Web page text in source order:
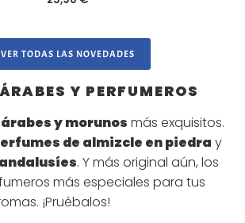
VER TODAS LAS NOVEDADES
Y PERFUMEROS
y morunos más exquisitos.
de almizcle en piedra y
. Y más original aún, los
más especiales para tus
¡Pruébalos!